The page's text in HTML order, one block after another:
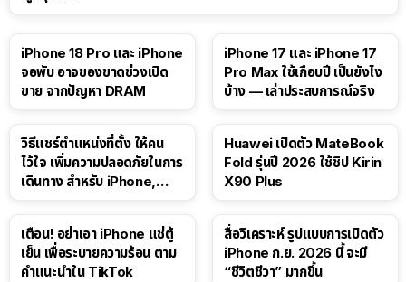
iPhone 18 Pro และ iPhone
จอพับ อาจของขาดช่วงเปิด
ขาย จากปัญหา DRAM
41:47
iPhone 17 และ iPhone 17
Pro Max ใช้เกือบปี เป็นยังไง
บ้าง — เล่าประสบการณ์จริง
วิธีแชร์ตำแหน่งที่ตั้ง ให้คน
ไว้ใจ เพิ่มความปลอดภัยในการ
เดินทาง สำหรับ iPhone,
Huawei เปิดตัว MateBook
Fold รุ่นปี 2026 ใช้ชิป Kirin
X90 Plus
เตือน! อย่าเอา iPhone แช่ตู้
เย็น เพื่อระบายความร้อน ตาม
คำแนะนำใน TikTok
สื่อวิเคราะห์ รูปแบบการเปิดตัว
iPhone ก.ย. 2026 นี้ จะมี
“ชีวิตชีวา” มากขึ้น